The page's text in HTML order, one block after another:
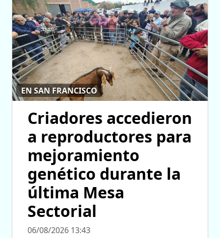
EN SAN FRANCISCO
Criadores accedieron
a reproductores para
mejoramiento
genético durante la
última Mesa
Sectorial
06/08/2026 13:43